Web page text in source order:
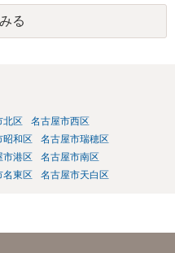
たない旨の規定がなされてい
、サイトとして投稿画像等のチ
判断して行動するように求め
、結果として、権利者から削
事実上、その投稿状態が残っ
こうした無断転載の件数は多
かかることから、全ての無断
ないという実情があるものと
承諾をしているのでない限
償等をしなければならない事
る
北区
名古屋市西区
昭和区
名古屋市瑞穂区
市港区
名古屋市南区
名東区 名古屋市天白区